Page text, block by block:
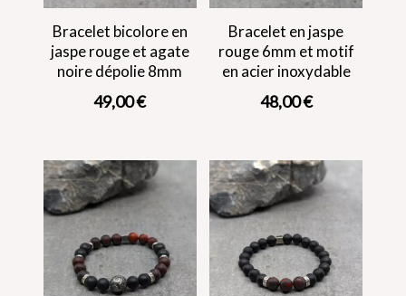
Bracelet bicolore en
jaspe rouge et agate
noire dépolie 8mm
49,00€
Bracelet en jaspe
rouge 6mm et motif
en acier inoxydable
48,00€